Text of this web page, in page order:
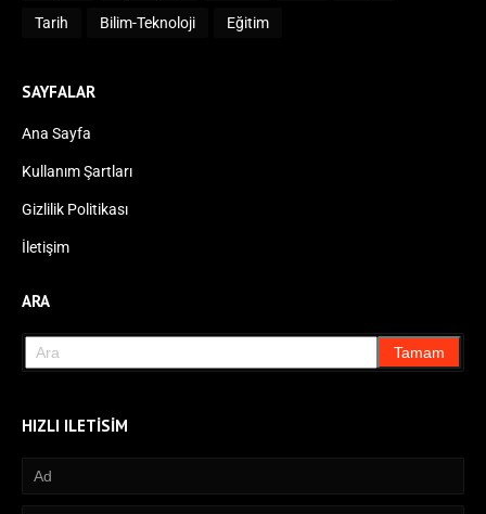
Tarih Bilim-Teknoloji Eğitim
SAYFALAR
Ana Sayfa
Kullanım Şartları
Gizlilik Politikası
İletişim
ARA
HIZLI ILETISIM